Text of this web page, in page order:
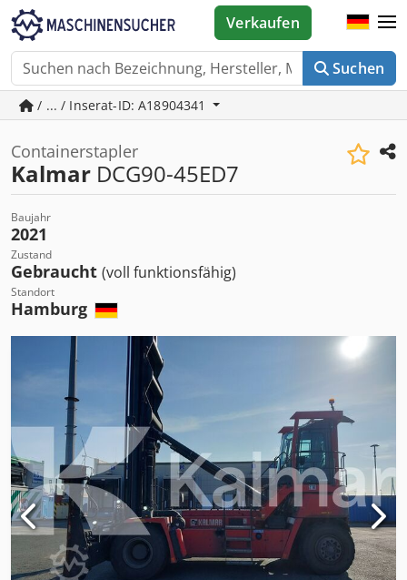
Suchen
Verkaufen
/ ... / Inserat-ID: A18904341
Containerstapler
Kalmar DCG90-45ED7
Baujahr
2021
Zustand
Gebraucht (voll funktionsfähig)
Standort
Hamburg